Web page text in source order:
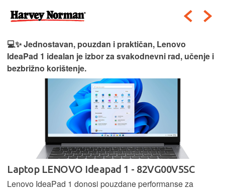
💻✨ Jednostavan, pouzdan i praktičan, Lenovo
IdeaPad 1 idealan je izbor za svakodnevni rad, učenje i
bezbrižno korištenje.
Laptop LENOVO Ideapad 1 - 82VG00V5SC
Lenovo IdeaPad 1 donosi pouzdane performanse za